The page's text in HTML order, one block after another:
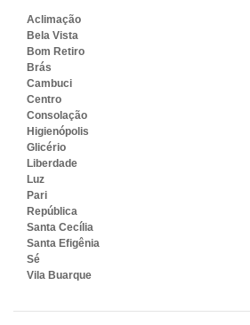
Aclimação
Bela Vista
Bom Retiro
Brás
Cambuci
Centro
Consolação
Higienópolis
Glicério
Liberdade
Luz
Pari
República
Santa Cecília
Santa Efigênia
Sé
Vila Buarque